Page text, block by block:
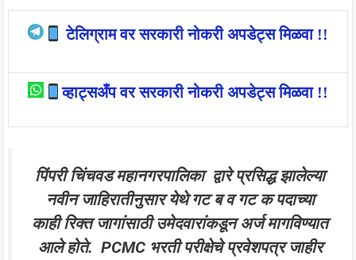
टेलिग्राम वर सरकारी नोकरी अपडेट्स मिळवा !!
व्हाट्सअँप वर सरकारी नोकरी अपडेट्स मिळवा !!
पिंपरी चिंचवड महानगरपालिका द्वारे प्रसिद्ध झालेल्या
नवीन जाहिरातीनुसार येथे गट ब व गट क पदाच्या
काही रिक्त जागांसाठी उमेदवारांकडून अर्ज मागविण्यात
आले होते. PCMC भरती परीक्षेचे प्रवेशपत्र जाहीर